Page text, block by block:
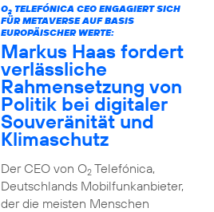
O2TELEFÓNICA CEO ENGAGIERT SICH
FÜR METAVERSE AUF BASIS
EUROPÄISCHER WERTE:
Markus Haas fordert
verlässliche
Rahmensetzung von
Politik bei digitaler
Souveränität und
Klimaschutz
Der CEO von O2Telefónica,
Deutschlands Mobilfunkanbieter,
der die meisten Menschen